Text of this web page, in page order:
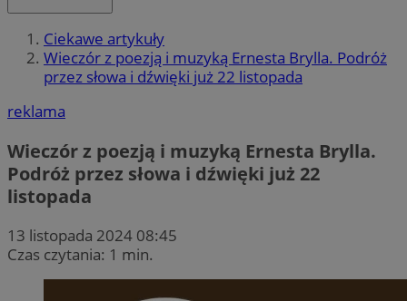
Ciekawe artykuły
Wieczór z poezją i muzyką Ernesta Brylla. Podróż
przez słowa i dźwięki już 22 listopada
reklama
Wieczór z poezją i muzyką Ernesta Brylla.
Podróż przez słowa i dźwięki już 22
listopada
13 listopada 2024 08:45
Czas czytania: 1 min.